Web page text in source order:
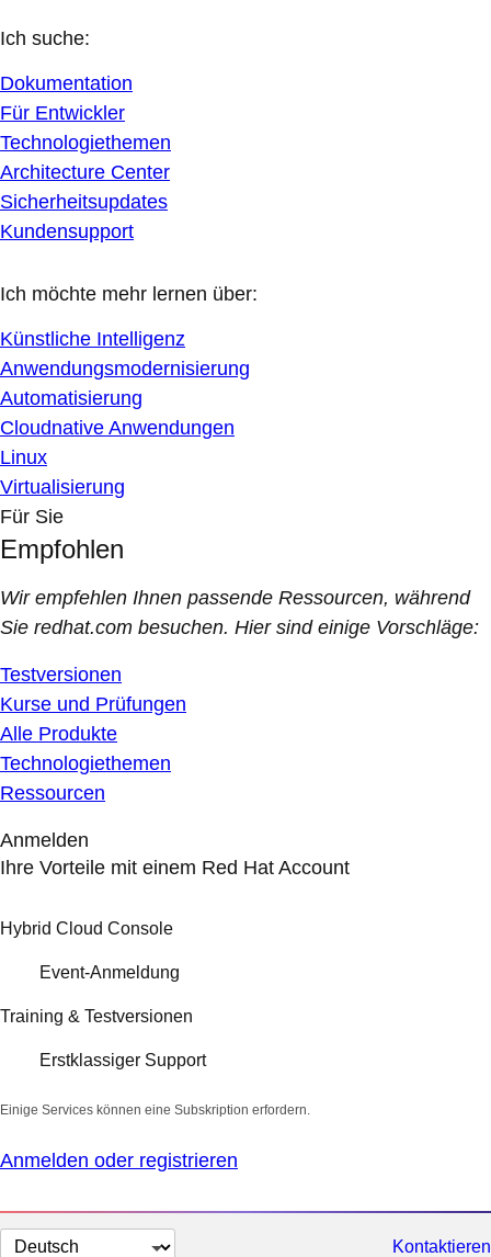
Ich suche:
Dokumentation
Für Entwickler
Technologiethemen
Architecture Center
Sicherheitsupdates
Kundensupport
Ich möchte mehr lernen über:
Künstliche Intelligenz
Anwendungsmodernisierung
Automatisierung
Cloudnative Anwendungen
Linux
Virtualisierung
Für Sie
Empfohlen
Wir empfehlen Ihnen passende Ressourcen, während
Sie redhat.com besuchen. Hier sind einige Vorschläge:
Testversionen
Kurse und Prüfungen
Alle Produkte
Technologiethemen
Ressourcen
Anmelden
Ihre Vorteile mit einem Red Hat Account
Hybrid Cloud Console
Event-Anmeldung
Training & Testversionen
Erstklassiger Support
Einige Services können eine Subskription erfordern.
Anmelden oder registrieren
Sprache
Kontaktieren